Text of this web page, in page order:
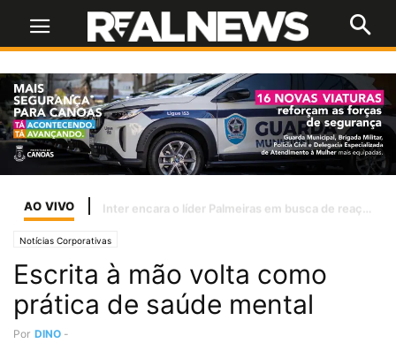
AO VIVO Se o STF tiver lucidez, as bets terão de ser tratadas como jogo de azar
Notícias Corporativas
Escrita à mão volta como
prática de saúde mental
Por DINO -